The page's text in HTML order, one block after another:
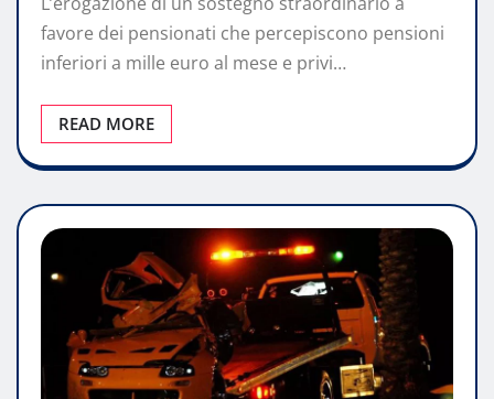
favore dei pensionati che percepiscono pensioni
inferiori a mille euro al mese e privi…
READ MORE